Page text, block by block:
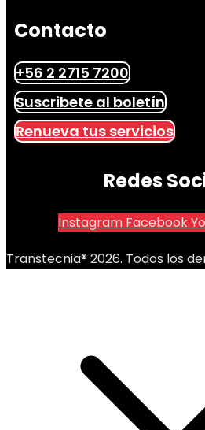
Contacto
+56 2 2715 7200
Suscribete al boletín
Renueva tus servicios
Redes
Instagram Facebook
Transtecnia® 2026. Todos los